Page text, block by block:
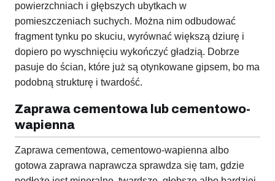
powierzchniach i głębszych ubytkach w
pomieszczeniach suchych. Można nim odbudować
fragment tynku po skuciu, wyrównać większą dziurę i
dopiero po wyschnięciu wykończyć gładzią. Dobrze
pasuje do ścian, które już są otynkowane gipsem, bo ma
podobną strukturę i twardość.
Zaprawa cementowa lub cementowo-
wapienna
Zaprawa cementowa, cementowo-wapienna albo
gotowa zaprawa naprawcza sprawdza się tam, gdzie